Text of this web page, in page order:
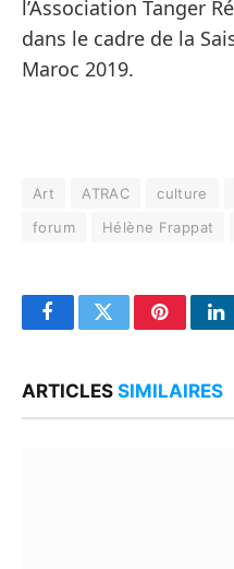
l’Association Tanger
dans le cadre de la
Maroc 2019.
Art ATRAC culture
forum
Hélène Frappat
FacebookTwitterPinterest
ARTICLES SIMILAIRES